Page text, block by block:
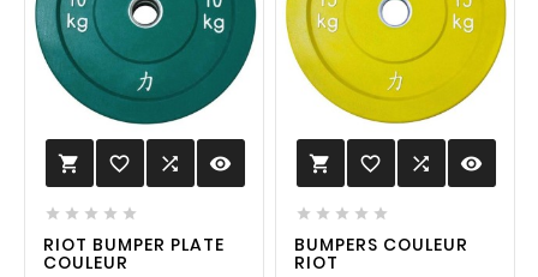
 favorite_border  visibility
    
RIOT BUMPER PLATE
COULEUR
 favorite_border  visibility
    
BUMPERS COULEUR
RIOT